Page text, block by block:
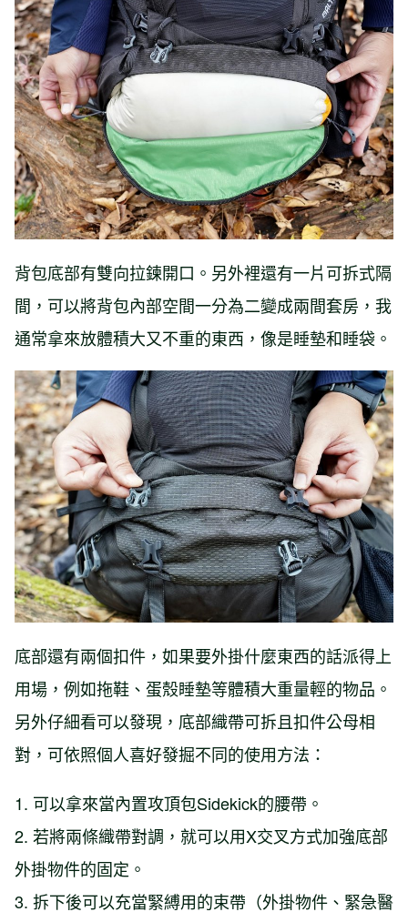
背包底部有雙向拉鍊開口。另外裡還有一片可拆式隔
間，可以將背包內部空間一分為二變成兩間套房，我
通常拿來放體積大又不重的東西，像是睡墊和睡袋。
底部還有兩個扣件，如果要外掛什麼東西的話派得上
用場，例如拖鞋、蛋殼睡墊等體積大重量輕的物品。
另外仔細看可以發現，底部織帶可拆且扣件公母相
對，可依照個人喜好發掘不同的使用方法：
1. 可以拿來當內置攻頂包Sidekick的腰帶。
2. 若將兩條織帶對調，就可以用X交叉方式加強底部
外掛物件的固定。
3. 拆下後可以充當緊縛用的束帶（外掛物件、緊急醫